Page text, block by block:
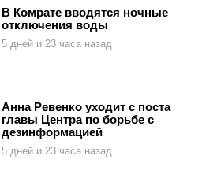
В Комрате вводятся ночные
отключения воды
5 дней и 23 часа назад
Анна Ревенко уходит с поста
главы Центра по борьбе с
дезинформацией
5 дней и 23 часа назад